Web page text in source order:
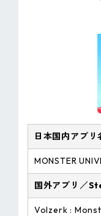
日本国内アプリ
MONSTER
国外アプリ／
Volzerk :